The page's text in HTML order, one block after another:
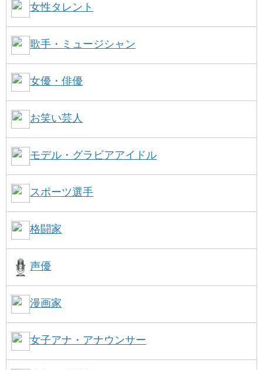
女性タレント
歌手・ミュージシャン
女優・俳優
お笑い芸人
モデル・グラビアアイドル
スポーツ選手
格闘家
声優
漫画家
女子アナ・アナウンサー